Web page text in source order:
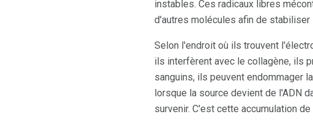
instables. Ces radicaux libres
d'autres molécules afin de stabiliser
Selon l'endroit où ils trouvent
ils interfèrent avec le collagène, ils
sanguins, ils peuvent endommager
lorsque la source devient de l'ADN
survenir. C'est cette accumulation